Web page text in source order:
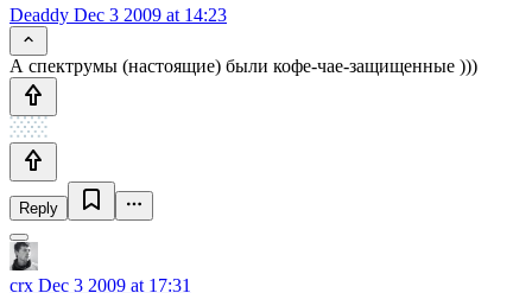
Deaddy Dec 3 2009 at 14:23
А спектрумы (настоящие) были кофе-чае-защищенные )))
Reply
crx Dec 3 2009 at 17:31